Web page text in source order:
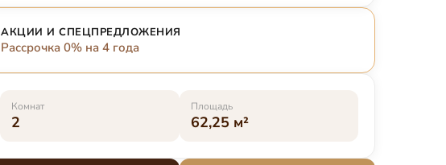
АКЦИИ И СПЕЦПРЕДЛОЖЕНИЯ
Рассрочка 0% на 4 года
Комнат
2
Площадь
62,25 м²